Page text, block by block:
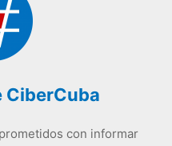
CiberCuba
con informar